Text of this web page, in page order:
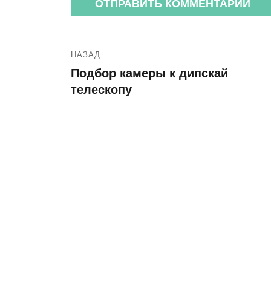
НАЗАД
Подбор камеры к дипскай
телескопу